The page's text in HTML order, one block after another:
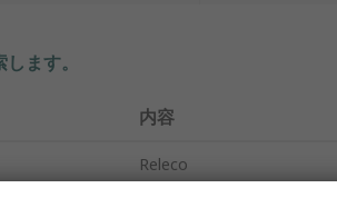
ます。
内容
Releco